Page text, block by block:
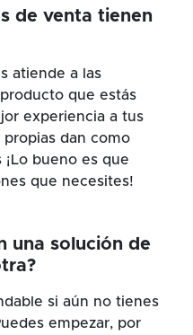
de venta tienen
atiende a las
que estás
experiencia a tus
dan como
bueno es que
que necesites!
una solución de
si aún no tienes
empezar, por